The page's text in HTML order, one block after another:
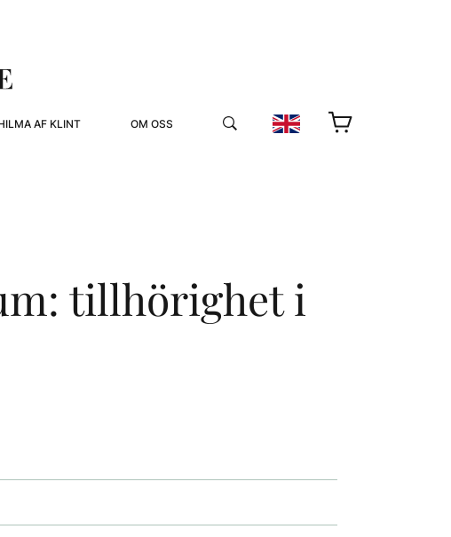
AF KLINT OM OSS
YUKIKO OCH PATRIK MÖTER
PRESSKONTAKT
tillhörighet i